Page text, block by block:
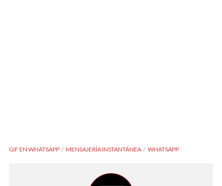
GIF EN WHATSAPP MENSAJERÍA INSTANTÁNEA WHATSAPP